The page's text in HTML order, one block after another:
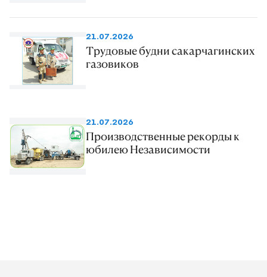
21.07.2026
Трудовые будни сакарчагинских
газовиков
21.07.2026
Производственные рекорды к
юбилею Независимости